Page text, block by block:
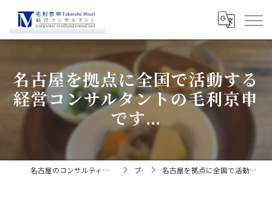
名古屋を拠点に全国で活動する
経営コンサルタントの毛利京申
です...
名古屋のコンサルティングなら経営コンサルタント毛利京申 ブログ 名古屋を拠点に全国で活動する経営コンサルタントの毛利京申です...